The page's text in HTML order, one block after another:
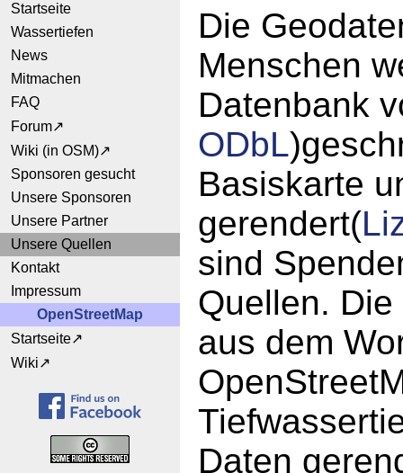
Startseite
Wassertiefen
News
Mitmachen
FAQ
Forum
Wiki (in OSM)
Sponsoren gesucht
Unsere Sponsoren
Unsere Partner
Unsere Quellen
Kontakt
Impressum
OpenStreetMap
Startseite
Wiki
Die
Menschen
Datenbank
ODbL
Basiskarte
gerendert(
sind
Quellen.
aus dem
Daten